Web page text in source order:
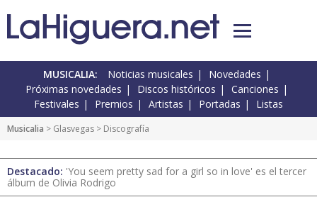
MUSICALIA: Noticias musicales
Novedades
Próximas novedades
Discos históricos
Canciones
Festivales
Premios Artistas Portadas Listas
Musicalia > Glasvegas > Discografía
Destacado: 'You seem pretty sad for a girl so in love' es el tercer
álbum de Olivia Rodrigo